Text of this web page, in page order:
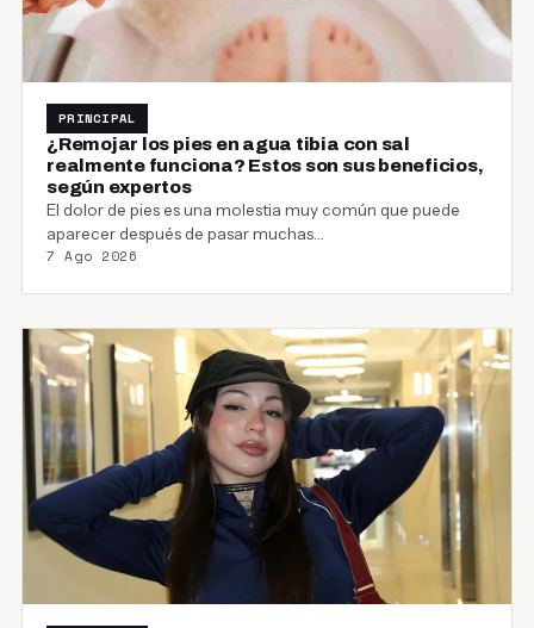
PRINCIPAL
¿Remojar los pies en agua tibia con sal
realmente funciona? Estos son sus beneficios,
según expertos
El dolor de pies es una molestia muy común que puede
aparecer después de pasar muchas…
7 Ago 2026